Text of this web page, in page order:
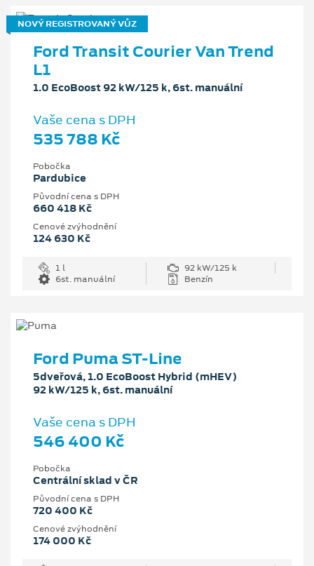
NOVÝ REGISTROVANÝ VŮZ
Ford Transit Courier Van Trend
L1
1.0 EcoBoost 92 kW/125 k, 6st. manuální
Vaše cena s DPH
535 788 Kč
Pobočka
Pardubice
Původní cena s DPH
660 418 Kč
Cenové zvýhodnění
124 630 Kč
1 l
92 kW/125 k
6st. manuální
Benzín
Ford Puma ST-Line
5dveřová, 1.0 EcoBoost Hybrid (mHEV)
92 kW/125 k, 6st. manuální
Vaše cena s DPH
546 400 Kč
Pobočka
Centrální sklad v ČR
Původní cena s DPH
720 400 Kč
Cenové zvýhodnění
174 000 Kč